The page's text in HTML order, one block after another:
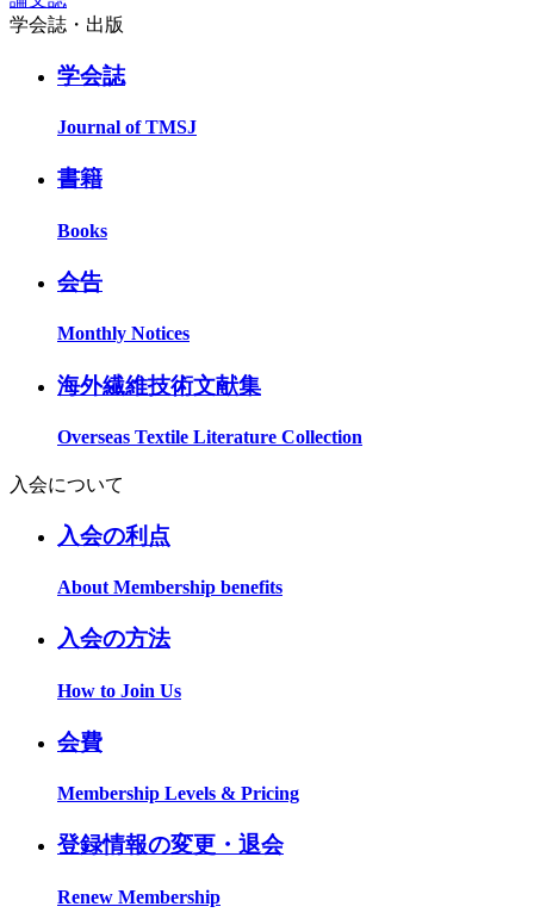
学会誌・出版
学会誌
Journal of TMSJ
書籍
Books
会告
Monthly Notices
海外繊維技術文献集
Overseas Textile Literature Collection
入会について
入会の利点
About Membership benefits
入会の方法
How to Join Us
会費
Membership Levels & Pricing
登録情報の変更・退会
Renew Membership